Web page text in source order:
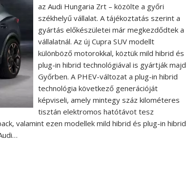
az Audi Hungaria Zrt – közölte a győri
székhelyű vállalat. A tájékoztatás szerint a
gyártás előkészületei már megkezdődtek a
vállalatnál. Az új Cupra SUV modellt
különböző motorokkal, köztük mild hibrid és
plug-in hibrid technológiával is gyártják majd
Győrben. A PHEV-változat a plug-in hibrid
technológia következő generációját
képviseli, amely mintegy száz kilométeres
tisztán elektromos hatótávot tesz
valamint ezen modellek mild hibrid és plug-in hibrid